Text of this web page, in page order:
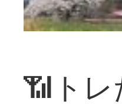
📶ト